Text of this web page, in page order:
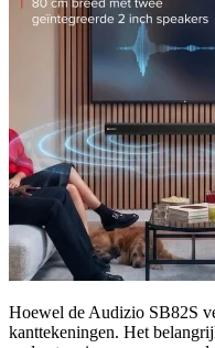
Hoewel de Audizio SB82S
kanttekeningen. Het